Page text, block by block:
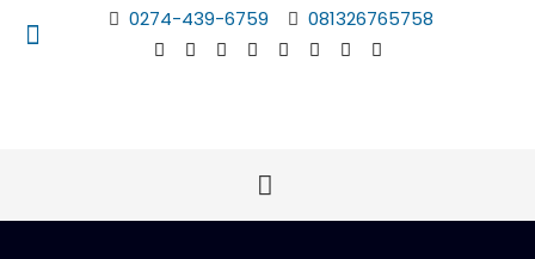
0274-439-6759 081326765758